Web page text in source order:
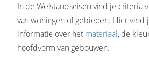
In de Welstandseisen vind je criteria
van woningen of gebieden. Hier vind
informatie over het materiaal, de
hoofdvorm van gebouwen.